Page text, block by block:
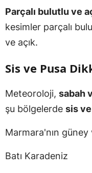
Parçalı bulutlu ve
kesimler parçalı
ve açık.
Sis ve Pusa
Meteoroloji, sabah
şu bölgelerde sis
Marmara'nın güney
Batı Karadeniz